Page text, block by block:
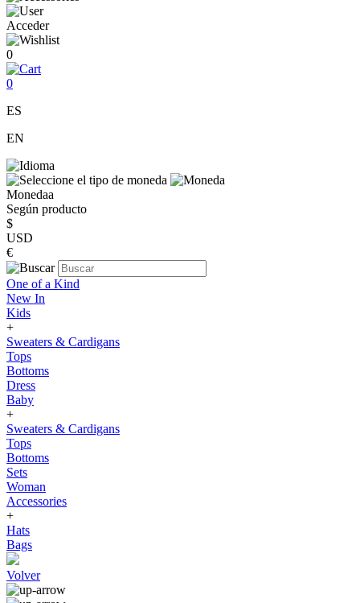
Acceder
0
0
ES
EN
Monedaa
Según producto
$
USD
€
One of a Kind
New In
Kids
+
Sweaters & Cardigans
Tops
Bottoms
Dress
Baby
+
Sweaters & Cardigans
Tops
Bottoms
Sets
Woman
Accessories
+
Hats
Bags
Volver